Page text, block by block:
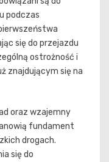
podczas
się do przejazdu
ostrożność i
znajdującym się na
oraz wzajemny
fundament
drogach.
się do